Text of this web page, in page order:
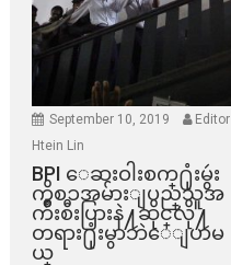
September 10, 2019
Editor
Htein Lin
BPI ​ေဆးဝါးစက္​႐ုံးမွဴး
ကိစၥအမ်ားျပည္​သူအ
က်ိဳးစီးပြားနဲ႔ဆိုင္​လို႔
တရား႐ုံးမွာဘဲေျပာမ
ယ္​